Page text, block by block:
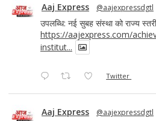
Aaj Express @aajexpressdgtl
उपलब्धि: नई सुबह संस्था को राज्य
https://aajexpress.com/
institut...
Twitter
Aaj Express @aajexpressdgtl